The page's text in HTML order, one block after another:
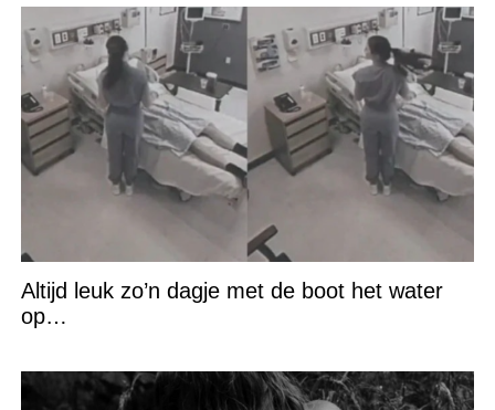
Altijd leuk zo’n dagje met de boot het water
op…